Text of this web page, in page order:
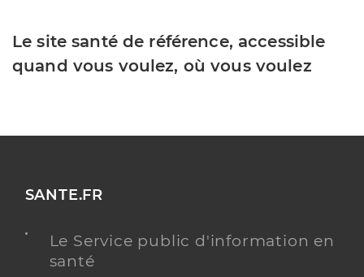
Le site santé de référence, accessible
quand vous voulez, où vous voulez
SANTE.FR
Le Service public d'information en
santé